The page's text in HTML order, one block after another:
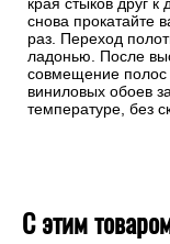
края стыков друг
снова прокатайте
раз. Переход
ладонью. После
совмещение
виниловых обоев
температуре, без
С этим